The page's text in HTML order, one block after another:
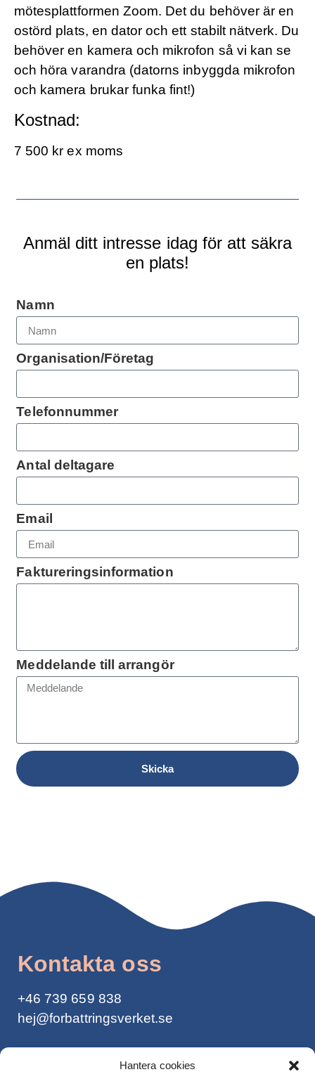
Hantera cookies
mötesplattformen Zoom. Det du behöver är en
ostörd plats, en dator och ett stabilt nätverk. Du
behöver en kamera och mikrofon så vi kan se
och höra varandra (datorns inbyggda mikrofon
och kamera brukar funka fint!)
Kostnad:
7 500 kr ex moms
Anmäl ditt intresse idag för att säkra
en plats!
Namn
Organisation/Företag
Telefonnummer
Antal deltagare
Email
Faktureringsinformation
Meddelande till arrangör
Skicka
Kontakta oss
+46 739 659 838
hej@forbattringsverket.se
Integritetspolicy >